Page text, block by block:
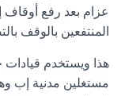
عزام بعد رفع أوقاف
المنتفعين بالوقف
هذا ويستخدم
مستغلين مدنية إب